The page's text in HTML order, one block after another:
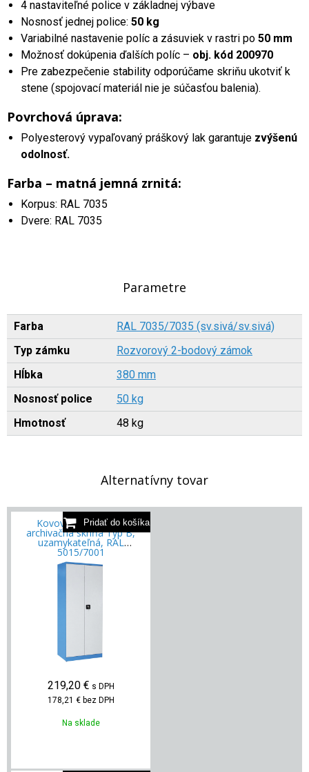
4 nastaviteľné police v základnej výbave
Nosnosť jednej police: 50 kg
Variabilné nastavenie políc a zásuviek v rastri po 50 mm
Možnosť dokúpenia ďalších políc – obj. kód 200970
Pre zabezpečenie stability odporúčame skriňu ukotviť k
stene (spojovací materiál nie je súčasťou balenia).
Povrchová úprava:
Polyesterový vypaľovaný práškový lak garantuje zvýšenú
odolnosť.
Farba – matná jemná zrnitá:
Korpus: RAL 7035
Dvere: RAL 7035
Parametre
Farba
RAL 7035/7035 (sv.sivá/sv.sivá)
Typ zámku
Rozvorový 2-bodový zámok
Hĺbka
380 mm
Nosnosť police
50 kg
Hmotnosť
48 kg
Alternatívny tovar
Kovová kancelárska
archivačná skriňa Typ B,
uzamykateľná, RAL
5015/7001
219,20 € s DPH
178,21 € bez DPH
Na sklade